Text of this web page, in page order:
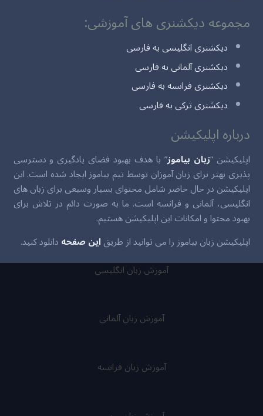
مجموعه دیکشنری های آموزشی:
دیکشنری انگلیسی به فارسی
دیکشنری آلمانی به فارسی
دیکشنری فرانسه به فارسی
دیکشنری ترکی به فارسی
درباره اپلیکیشن
اپلیکیشن “زبان بیاموز” با هدف بهبود فضای یادگیری و دسترسی
پذیری بهتر برای زبان آموزان توسط تیم بیاموز ایجاد شده است. این
اپلیکیشن در حال حاضر شامل محتوای بسیار وسیعی برای زبان های
انگلیسی، آلمانی و فرانسه است. ما به صورت دائم در تلاش برای
بهبود محتوا و امکانات این اپلیکیشن هستیم.
اپلیکیشن زبان بیاموز را می توانید از طریقاین صفحهدانلود کنید.
آموزش زبان انگلیسی
آموزش زبان آلمانی
آموزش زبان فرانسه